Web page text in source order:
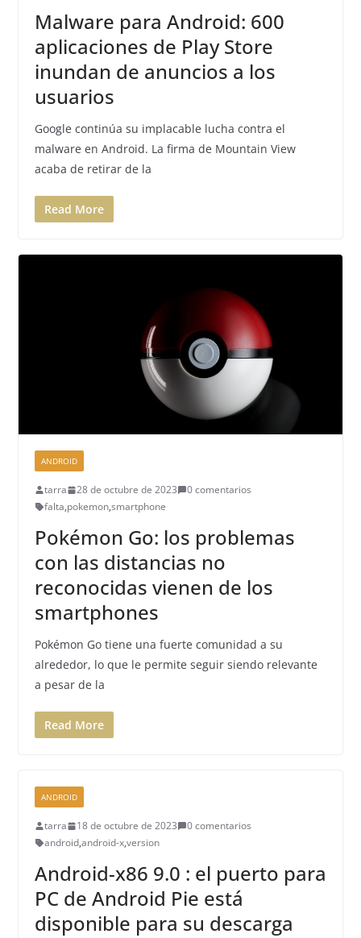
Malware para Android: 600
aplicaciones de Play Store
inundan de anuncios a los
usuarios
Google continúa su implacable lucha contra el
malware en Android. La firma de Mountain View
acaba de retirar de la
Read More
ANDROID
tarra 28 de octubre de 2023
0 comentarios
falta,pokemon,smartphone
Pokémon Go: los problemas
con las distancias no
reconocidas vienen de los
smartphones
Pokémon Go tiene una fuerte comunidad a su
alrededor, lo que le permite seguir siendo relevante
a pesar de la
Read More
ANDROID
tarra 18 de octubre de 2023
0 comentarios
android,android-x,version
Android-x86 9.0 : el puerto para
PC de Android Pie está
disponible para su descarga